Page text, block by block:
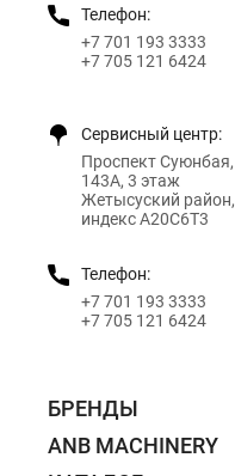
Телефон:
+7 701 193 3333
+7 705 121 6424
Сервисный центр:
Проспект Суюнбая,
143А, 3 этаж
Жетысуский район,
индекс A20C6T3
Телефон:
+7 701 193 3333
+7 705 121 6424
БРЕНДЫ
ANB MACHINERY